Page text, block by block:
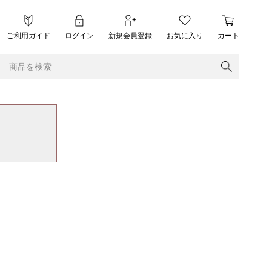
ご利用ガイド ログイン 新規会員登録 お気に入り カート